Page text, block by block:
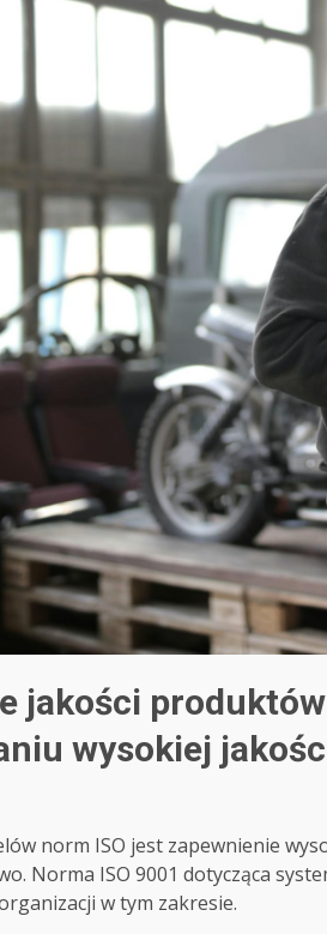
jakości
wysokiej
norm ISO jest zapewnienie
Norma ISO 9001 dotycząca
w tym zakresie.